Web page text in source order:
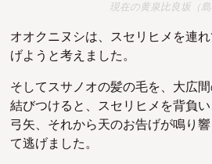
現在の黄泉比良坂（島
オオクニヌシは、スセリヒメを連
げようと考えました。
そしてスサノオの髪の毛を、大広
結びつけると、スセリヒメを背負
弓矢、それから天のお告げが鳴り
て逃げました。